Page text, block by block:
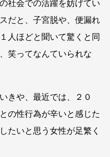
社会での活躍を妨げてい
だと、子宮脱や、便漏れ
人ほどと聞いて驚くと同
笑ってなんていられな
きや、最近では、２０
の性行為が辛いと感じた
たいと思う女性が足繁く